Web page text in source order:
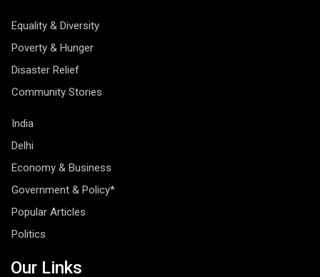
Equality & Diversity
Poverty & Hunger
Disaster Relief
Community Stories
India
Delhi
Economy & Business
Government & Policy*
Popular Articles
Politics
Our Links